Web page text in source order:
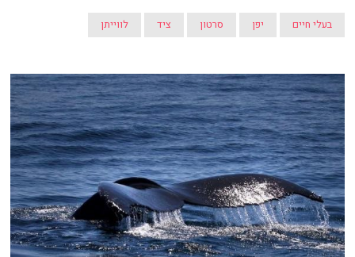
בעלי חיים יפן סרטון ציד לווייתן